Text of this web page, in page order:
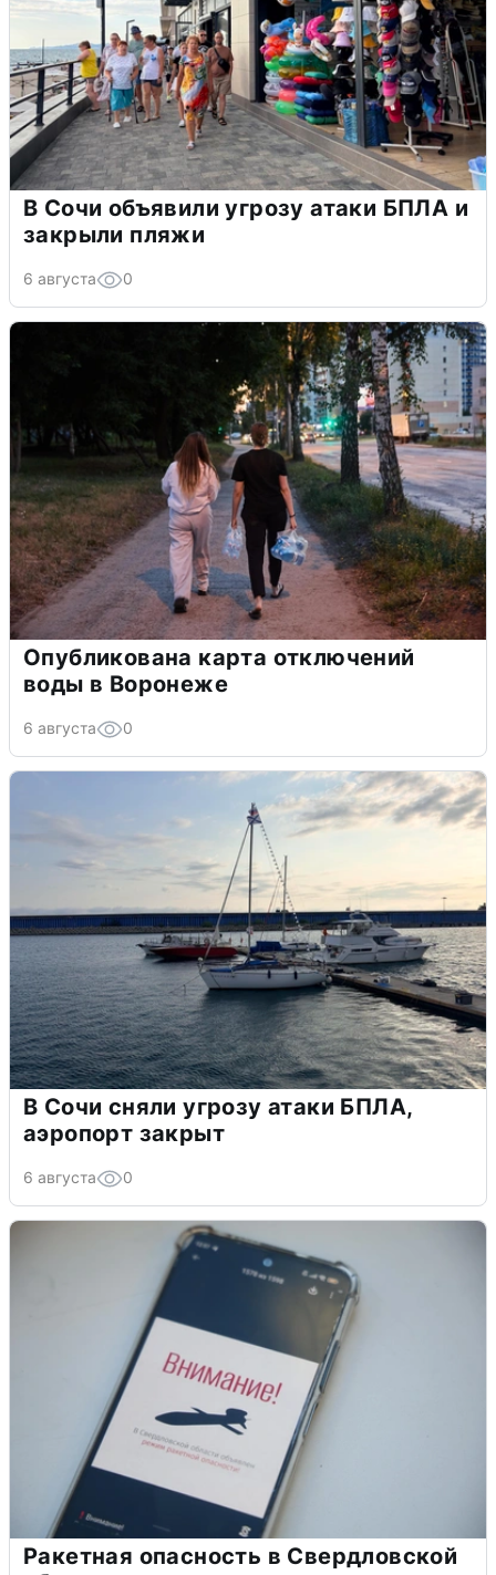
В Сочи объявили угрозу атаки БПЛА и
закрыли пляжи
6 августа 0
Опубликована карта отключений
воды в Воронеже
6 августа 0
В Сочи сняли угрозу атаки БПЛА,
аэропорт закрыт
6 августа 0
Ракетная опасность в Свердловской